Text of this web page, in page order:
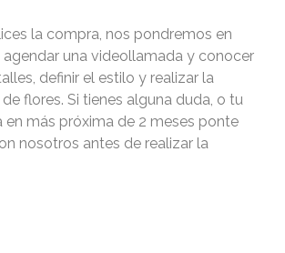
la compra, nos pondremos en
una videollamada y conocer
definir el estilo y realizar la
flores. Si tienes alguna duda, o tu
en más próxima de 2 meses ponte
nosotros antes de realizar la